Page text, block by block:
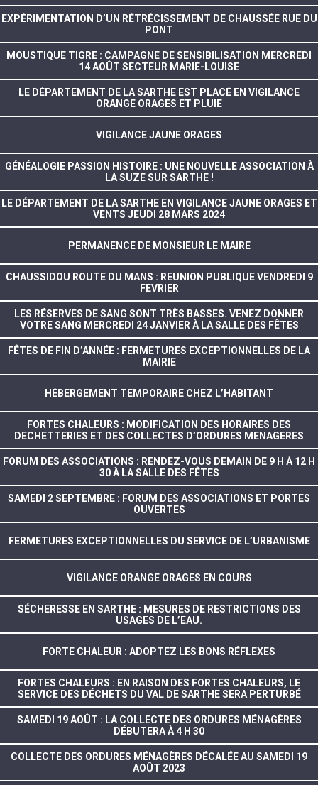
EXPÉRIMENTATION D’UN RÉTRÉCISSEMENT DE CHAUSSÉE RUE DU
PONT
MOUSTIQUE TIGRE : CAMPAGNE DE SENSIBILISATION MERCREDI
14 AOÛT SECTEUR MARIE-LOUISE
LE DÉPARTEMENT DE LA SARTHE EST PLACÉ EN VIGILANCE
ORANGE ORAGES ET PLUIE
VIGILANCE JAUNE ORAGES
GÉNÉALOGIE PASSION HISTOIRE : UNE NOUVELLE ASSOCIATION À
LA SUZE SUR SARTHE !
LE DÉPARTEMENT DE LA SARTHE EN VIGILANCE JAUNE ORAGES ET
VENTS JEUDI 28 MARS 2024
PERMANENCE DE MONSIEUR LE MAIRE
CHAUSSIDOU ROUTE DU MANS : REUNION PUBLIQUE VENDREDI 9
FEVRIER
LES RÉSERVES DE SANG SONT TRÈS BASSES. VENEZ DONNER
VOTRE SANG MERCREDI 24 JANVIER À LA SALLE DES FÊTES
FÊTES DE FIN D’ANNÉE : FERMETURES EXCEPTIONNELLES DE LA
MAIRIE
HÉBERGEMENT TEMPORAIRE CHEZ L’HABITANT
FORTES CHALEURS : MODIFICATION DES HORAIRES DES
DECHETTERIES ET DES COLLECTES D’ORDURES MENAGERES
FORUM DES ASSOCIATIONS : RENDEZ-VOUS DEMAIN DE 9 H À 12 H
30 À LA SALLE DES FÊTES
SAMEDI 2 SEPTEMBRE : FORUM DES ASSOCIATIONS ET PORTES
OUVERTES
FERMETURES EXCEPTIONNELLES DU SERVICE DE L’URBANISME
VIGILANCE ORANGE ORAGES EN COURS
SÉCHERESSE EN SARTHE : MESURES DE RESTRICTIONS DES
USAGES DE L’EAU.
FORTE CHALEUR : ADOPTEZ LES BONS RÉFLEXES
FORTES CHALEURS : EN RAISON DES FORTES CHALEURS, LE
SERVICE DES DÉCHETS DU VAL DE SARTHE SERA PERTURBÉ
SAMEDI 19 AOÛT : LA COLLECTE DES ORDURES MÉNAGÈRES
DÉBUTERA À 4 H 30
COLLECTE DES ORDURES MÉNAGÈRES DÉCALÉE AU SAMEDI 19
AOÛT 2023